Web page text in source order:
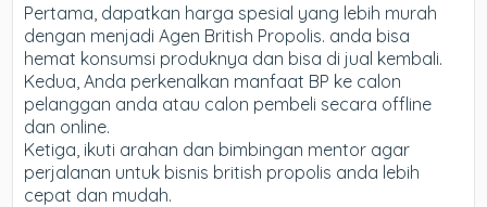
Pertama, dapatkan harga spesial yang lebih murah
dengan menjadi Agen British Propolis. anda bisa
hemat konsumsi produknya dan bisa di jual kembali.
Kedua, Anda perkenalkan manfaat BP ke calon
pelanggan anda atau calon pembeli secara offline
dan online.
Ketiga, ikuti arahan dan bimbingan mentor agar
perjalanan untuk bisnis british propolis anda lebih
cepat dan mudah.